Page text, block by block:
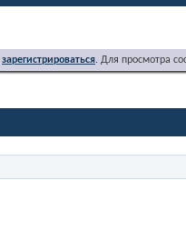
зарегистрироваться. Для просмотра